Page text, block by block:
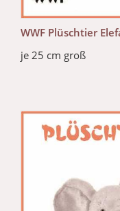
WWF Plüschtier
je 25 cm groß